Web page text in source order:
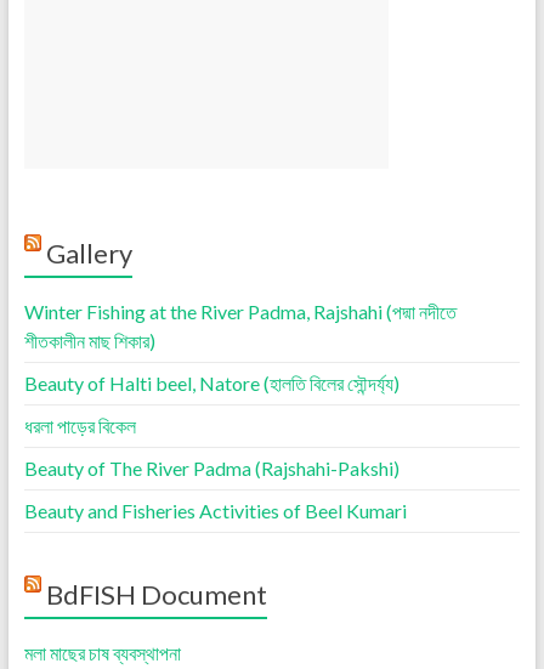
Gallery
Winter Fishing at the River Padma, Rajshahi (পদ্মা নদীতে
শীতকালীন মাছ শিকার)
Beauty of Halti beel, Natore (হালতি বিলের সৌন্দর্য্য)
ধরলা পাড়ের বিকেল
Beauty of The River Padma (Rajshahi-Pakshi)
Beauty and Fisheries Activities of Beel Kumari
BdFISH Document
মলা মাছের চাষ ব্যবস্থাপনা